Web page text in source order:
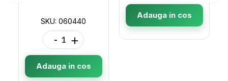
SKU: 060440
- +
Adauga in cos
Adauga in cos